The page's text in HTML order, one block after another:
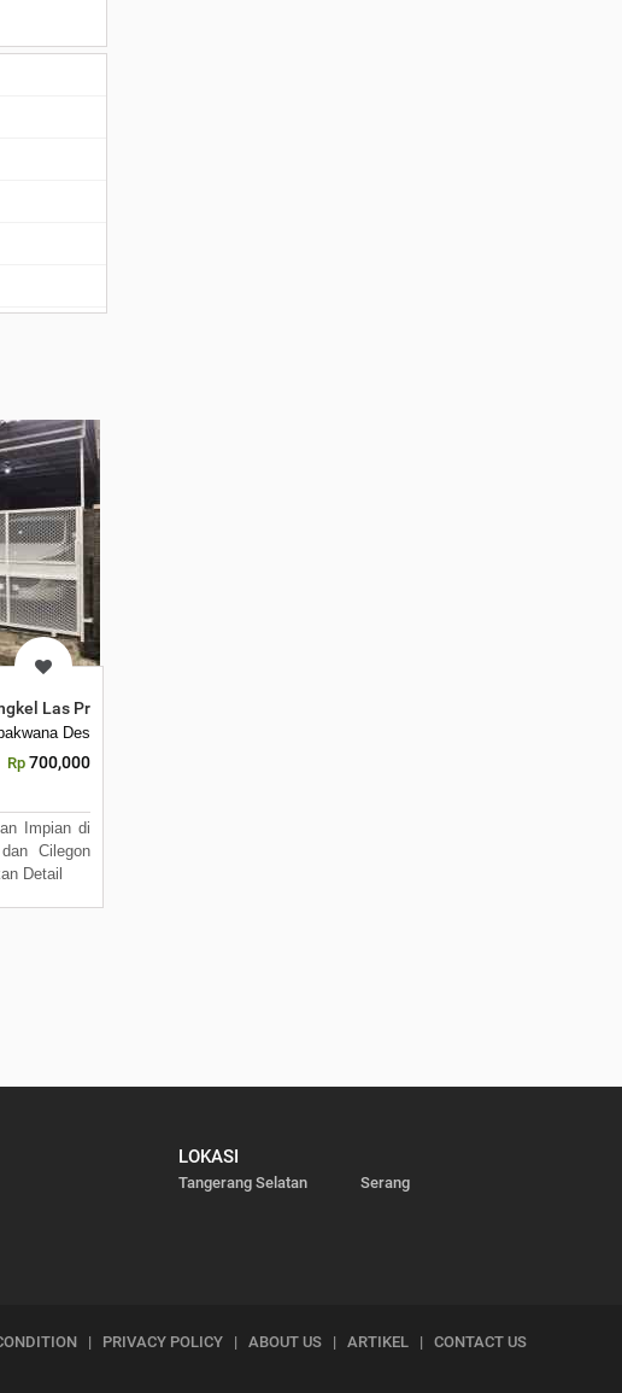
Kabupaten Serang, Banten 42161
Rw. 01, Lebakwana, Kec. Kramatwatu, Kabupaten Serang, Banten 42161
Las Profesional Serang Cilegon Solusi
Desa Telaga Luhur No. 40, Rt. 02 Rw01, Lebakwana, Kec. Kramatwatu,
Rp 700,000
Impian di
Cilegon
Detail
LOKASI
Tangerang Selatan Serang
| PRIVACY POLICY | ABOUT US | ARTIKEL | CONTACT US